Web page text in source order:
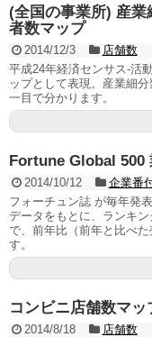
(全国の事業所) 産
者数マップ
2014/12/3
店舗数
平成24年経済センサス-活
ップとして表現。産業細
一目で分かります。
Fortune Global 500
2014/10/12
企業番
フォーチュン誌 が毎年発
データをもとに、ランキ
で、前年比（前年と比べ
す。
コンビニ店舗数マッ
2014/8/18
店舗数